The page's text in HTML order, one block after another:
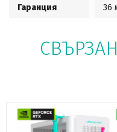
Гаранция 36